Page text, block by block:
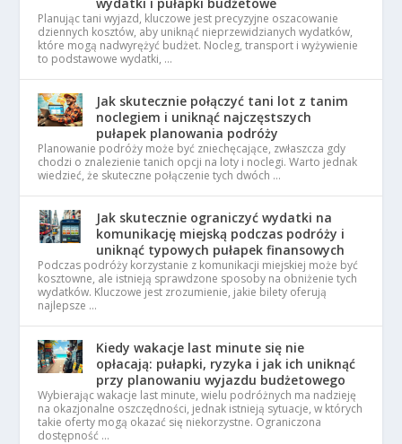
Planując tani wyjazd, kluczowe jest precyzyjne oszacowanie
dziennych kosztów, aby uniknąć nieprzewidzianych wydatków,
które mogą nadwyrężyć budżet. Nocleg, transport i wyżywienie
to podstawowe wydatki, …
Jak skutecznie połączyć tani lot z tanim
noclegiem i uniknąć najczęstszych
pułapek planowania podróży
Planowanie podróży może być zniechęcające, zwłaszcza gdy
chodzi o znalezienie tanich opcji na loty i noclegi. Warto jednak
wiedzieć, że skuteczne połączenie tych dwóch …
Jak skutecznie ograniczyć wydatki na
komunikację miejską podczas podróży i
uniknąć typowych pułapek finansowych
Podczas podróży korzystanie z komunikacji miejskiej może być
kosztowne, ale istnieją sprawdzone sposoby na obniżenie tych
wydatków. Kluczowe jest zrozumienie, jakie bilety oferują
najlepsze …
Kiedy wakacje last minute się nie
opłacają: pułapki, ryzyka i jak ich uniknąć
przy planowaniu wyjazdu budżetowego
Wybierając wakacje last minute, wielu podróżnych ma nadzieję
na okazjonalne oszczędności, jednak istnieją sytuacje, w których
takie oferty mogą okazać się niekorzystne. Ograniczona
dostępność …